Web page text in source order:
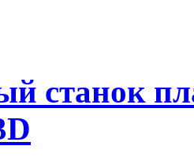
станок